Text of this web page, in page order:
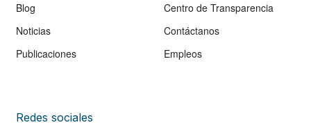
Blog
Noticias
Publicaciones
Centro de Transparencia
Contáctanos
Empleos
Redes sociales